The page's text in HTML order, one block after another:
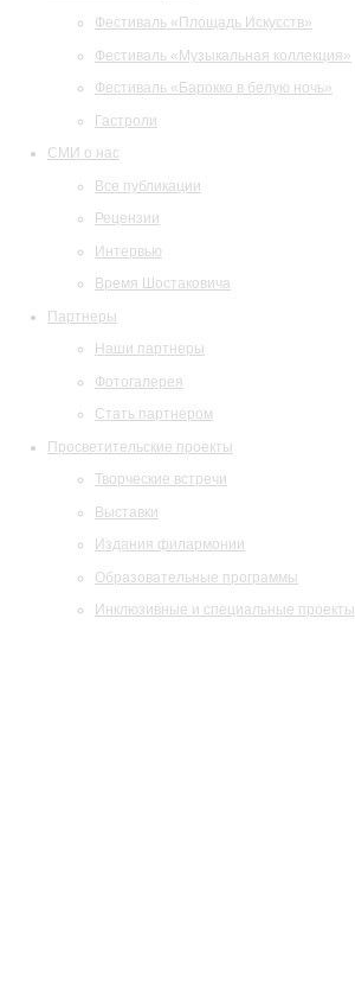
Фестиваль «Площадь Искусств»
Фестиваль «Музыкальная коллекция»
Фестиваль «Барокко в белую ночь»
Гастроли
СМИ о нас
Все публикации
Рецензии
Интервью
Время Шостаковича
Партнеры
Наши партнеры
Фотогалерея
Стать партнером
Просветительские проекты
Творческие встречи
Выставки
Издания филармонии
Образовательные программы
Инклюзивные и специальные проекты